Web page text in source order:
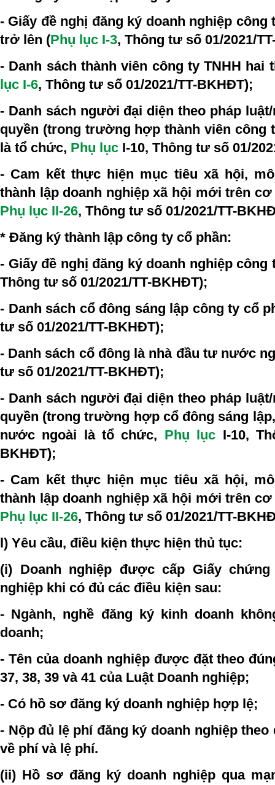
- Giấy đề nghị đăng ký doanh nghiệp công
trở lên (Phụ lục I-3, Thông tư số 01/2021/
- Danh sách thành viên công ty TNHH hai
lục I-6, Thông tư số 01/2021/TT-BKHĐT);
- Danh sách người đại diện theo pháp
quyền (trong trường hợp thành viên công
là tổ chức, Phụ lục I-10, Thông tư số 01/
- Cam kết thực hiện mục tiêu xã hội,
thành lập doanh nghiệp xã hội mới trên
Phụ lục II-26, Thông tư số 01/2021/TT-
* Đăng ký thành lập công ty cổ phần:
- Giấy đề nghị đăng ký doanh nghiệp công
Thông tư số 01/2021/TT-BKHĐT);
- Danh sách cổ đông sáng lập công ty cổ
tư số 01/2021/TT-BKHĐT);
- Danh sách cổ đông là nhà đầu tư nước
tư số 01/2021/TT-BKHĐT);
- Danh sách người đại diện theo pháp
quyền (trong trường hợp cổ đông sáng
nước ngoài là tổ chức, Phụ lục I-10,
BKHĐT);
- Cam kết thực hiện mục tiêu xã hội,
thành lập doanh nghiệp xã hội mới trên
Phụ lục II-26, Thông tư số 01/2021/TT-
l) Yêu cầu, điều kiện thực hiện thủ tục:
(i) Doanh nghiệp được cấp Giấy
nghiệp khi có đủ các điều kiện sau:
- Ngành, nghề đăng ký kinh doanh
doanh;
- Tên của doanh nghiệp được đặt theo
37, 38, 39 và 41 của Luật Doanh nghiệp;
- Có hồ sơ đăng ký doanh nghiệp hợp lệ;
- Nộp đủ lệ phí đăng ký doanh nghiệp
về phí và lệ phí.
(ii) Hồ sơ đăng ký doanh nghiệp qua